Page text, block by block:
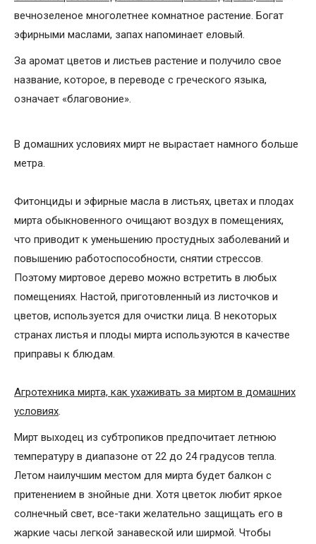
вечнозеленое многолетнее комнатное растение. Богат
эфирными маслами, запах напоминает еловый.
За аромат цветов и листьев растение и получило свое
название, которое, в переводе с греческого языка,
означает «благовоние».
В домашних условиях мирт не вырастает намного больше
метра.
Фитонциды и эфирные масла в листьях, цветах и плодах
мирта обыкновенного очищают воздух в помещениях,
что приводит к уменьшению простудных заболеваний и
повышению работоспособности, снятии стрессов.
Поэтому миртовое дерево можно встретить в любых
помещениях. Настой, приготовленный из листочков и
цветов, используется для очистки лица. В некоторых
странах листья и плоды мирта используются в качестве
приправы к блюдам.
Агротехника мирта, как ухаживать за миртом в домашних
условиях.
Мирт выходец из субтропиков предпочитает летнюю
температуру в диапазоне от 22 до 24 градусов тепла.
Летом наилучшим местом для мирта будет балкон с
притенением в знойные дни. Хотя цветок любит яркое
солнечный свет, все-таки желательно защищать его в
жаркие часы легкой занавеской или ширмой. Чтобы